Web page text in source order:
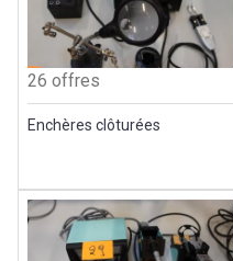
26 offres
Enchères clôturées